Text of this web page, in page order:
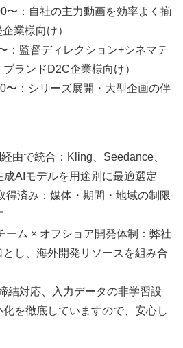
〜：自社の主力動画を効率よく揃
業様向け）
：監督ディレクション+シネマテ
ランドD2C企業様向け）
〜：シリーズ展開・大型企画の伴
由で統合：Kling、Seedance、
AIモデルを用途別に最適選定
得済み：媒体・期間・地域の制限
ーム × オフショア開発体制：弊社
し、海外開発リソースを組み合
結対応、入力データの非学習設
を徹底していますので、安心し